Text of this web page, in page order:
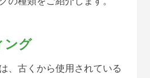
ング
、古くから使用されている